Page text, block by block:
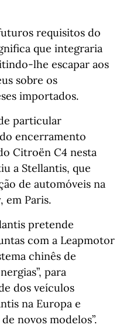
requisitos do
que integraria
lhe escapar aos
sobre os
importados.
particular
encerramento
Citroën C4 nesta
a Stellantis, que
de automóveis na
em Paris.
pretende
com a Leapmotor
chinês de
para
dos veículos
na Europa e
novos modelos”.